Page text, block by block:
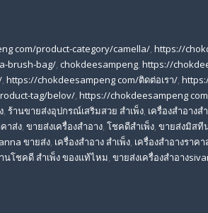
com/product-category/camella/, https://
brush-bag/, chokdeesampeng, https://
, https://chokdeesampeng com/ติดต่อเรา/,
tag/belov/, https://chokdeesampeng
, ร้านขายส่งอุปกรณ์เสริมสวย สําเพ็ง, เครื่องสำอางส
าส่ง, ขายส่งเครื่องสำอาง, โชคดีสำเพ็ง, ขายส่งมิสที
ขายส่ง, เครื่องสําอาง สําเพ็ง, เครื่องสําอางราคา
นโชคดี สําเพ็ง ของแท้ไหม, ขายส่งเครื่องสําอาง